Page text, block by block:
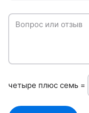
Вопрос или отзыв
чeтырe плюc семь =